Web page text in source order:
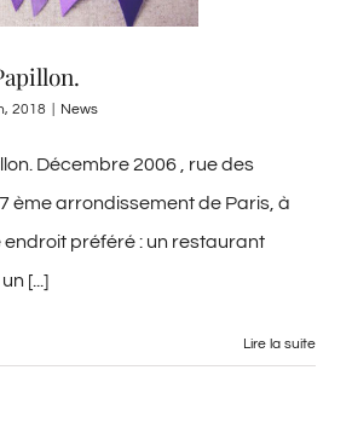
2018 News
Décembre 2006 , rue des
ème arrondissement de Paris, à
endroit préféré : un restaurant
[...]
Lire la suite